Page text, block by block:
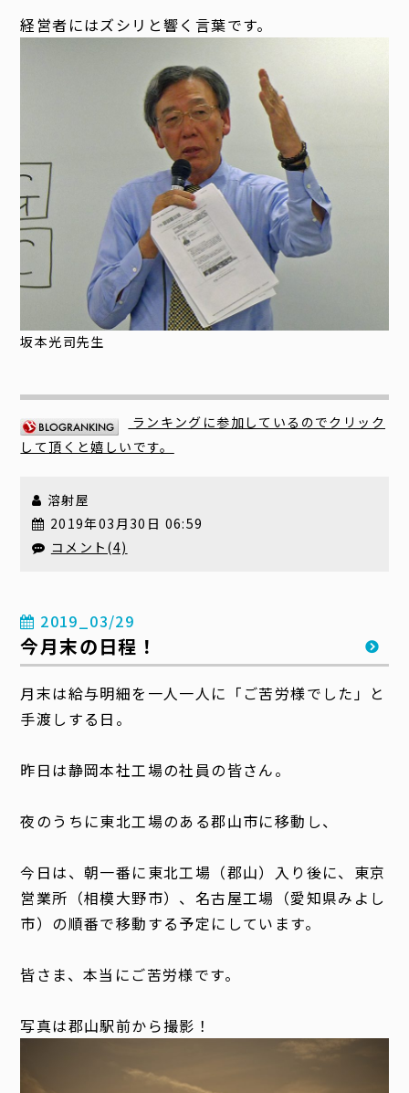
経営者にはズシリと響く言葉です。
坂本光司先生
ランキングに参加しているのでクリック
して頂くと嬉しいです。
溶射屋
2019年03月30日 06:59
コメント(4)
2019_03/29
今月末の日程！
月末は給与明細を一人一人に「ご苦労様でした」と
手渡しする日。
昨日は静岡本社工場の社員の皆さん。
夜のうちに東北工場のある郡山市に移動し、
今日は、朝一番に東北工場（郡山）入り後に、東京
営業所（相模大野市）、名古屋工場（愛知県みよし
市）の順番で移動する予定にしています。
皆さま、本当にご苦労様です。
写真は郡山駅前から撮影！